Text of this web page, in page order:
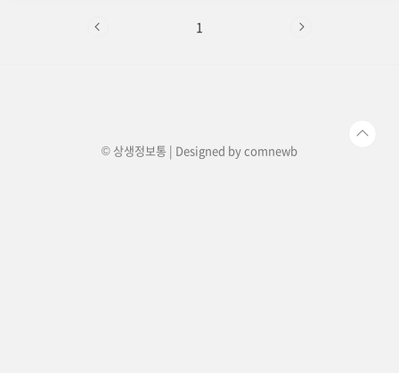
고>신고서 조회/삭제/부속서류 > 전자신고결과조
1
© 상생정보통 | Designed bycomnewb